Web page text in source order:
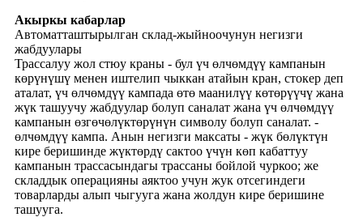
Акыркы кабарлар
Автоматташтырылган склад-жыйноочунун негизги
жабдуулары
Трассалуу жол стюу краны - бул үч өлчөмдүү кампанын
көрүнүшү менен иштелип чыккан атайын кран, стокер деп
аталат, үч өлчөмдүү кампада өтө маанилүү көтөрүүчү жана
жүк ташуучу жабдуулар болуп саналат жана үч өлчөмдүү
кампанын өзгөчөлүктөрүнүн символу болуп саналат. -
өлчөмдүү кампа. Анын негизги максаты - жүк бөлүктүн
кире беришинде жүктөрдү сактоо үчүн көп кабаттуу
кампанын трассасындагы трассаны бойлой чуркоо; же
складдык операцияны аяктоо учун жук отсегиндеги
товарларды алып чыгууга жана жолдун кире беришине
ташууга.